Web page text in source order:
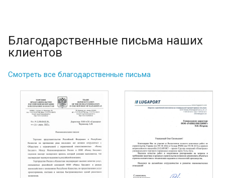
Благодарственные письма наших
клиентов
Смотреть все благодарственные письма